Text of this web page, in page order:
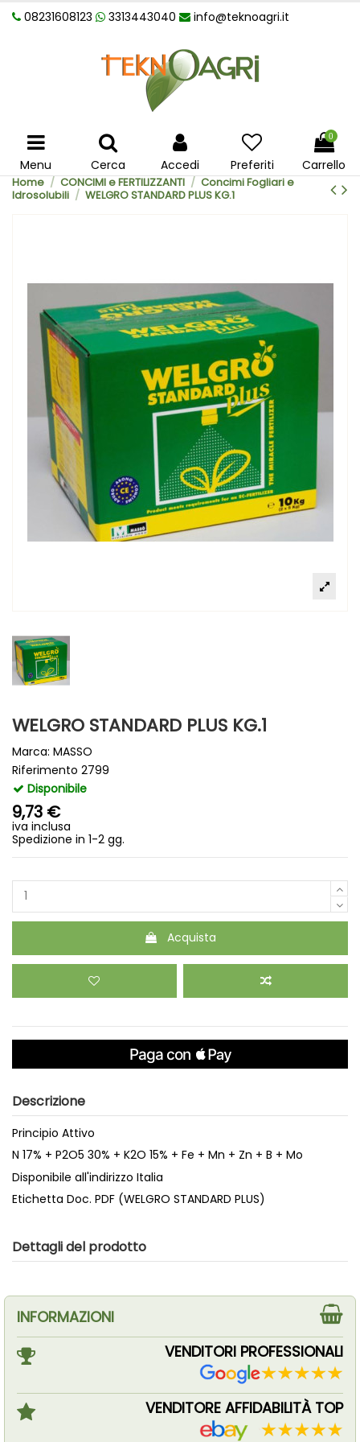
08231608123 3313443040 info@teknoagri.it
Menu Cerca Accedi Preferiti
0
Carrello
Home CONCIMI e FERTILIZZANTI
Concimi Fogliari e
Idrosolubili
WELGRO STANDARD PLUS KG.1
WELGRO STANDARD PLUS KG.1
Marca: MASSO
Riferimento 2799
Disponibile
9,73 €
iva inclusa
Spedizione in 1-2 gg.
Acquista
Descrizione
Principio Attivo
N 17% + P2O5 30% + K2O 15% + Fe + Mn + Zn + B + Mo
Disponibile all'indirizzo Italia
Etichetta Doc. PDF (WELGRO STANDARD PLUS)
Dettagli del prodotto
INFORMAZIONI
VENDITORI PROFESSIONALI
VENDITORE AFFIDABILITÀ TOP